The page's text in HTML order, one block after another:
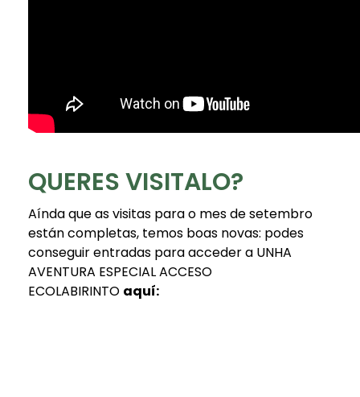
QUERES VISITALO?
Aínda que as visitas para o mes de setembro
están completas, temos boas novas: podes
conseguir entradas para acceder a UNHA
AVENTURA ESPECIAL ACCESO
ECOLABIRINTO aquí: